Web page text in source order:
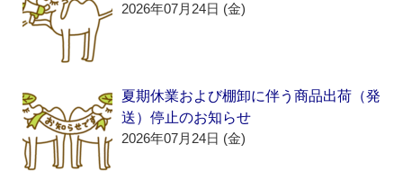
2026年07月24日 (金)
夏期休業および棚卸に伴う商品出荷（発
送）停止のお知らせ
2026年07月24日 (金)